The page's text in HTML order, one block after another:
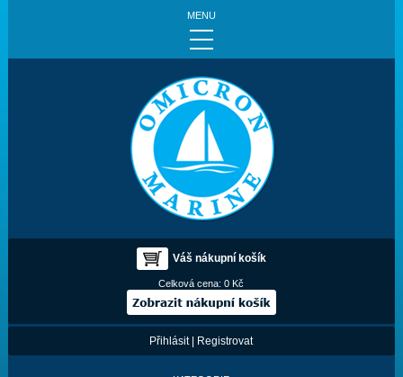
MENU
Váš nákupní košík
Celková cena:0 Kč
Přihlásit| Registrovat